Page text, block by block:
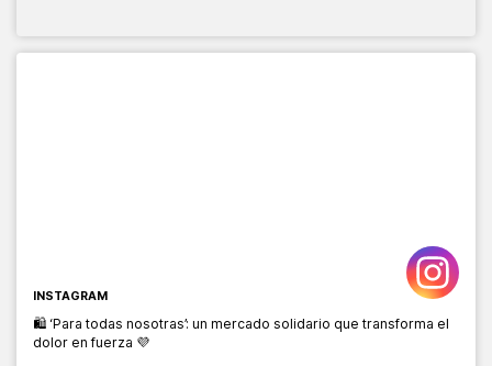
INSTAGRAM
🛍️ ‘Para todas nosotras’: un mercado solidario que transforma el
dolor en fuerza 💜